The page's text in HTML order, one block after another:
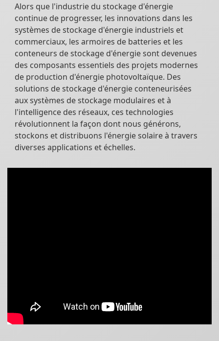
Alors que l'industrie du stockage d'énergie
continue de progresser, les innovations dans les
systèmes de stockage d'énergie industriels et
commerciaux, les armoires de batteries et les
conteneurs de stockage d'énergie sont devenues
des composants essentiels des projets modernes
de production d'énergie photovoltaïque. Des
solutions de stockage d'énergie conteneurisées
aux systèmes de stockage modulaires et à
l'intelligence des réseaux, ces technologies
révolutionnent la façon dont nous générons,
stockons et distribuons l'énergie solaire à travers
diverses applications et échelles.